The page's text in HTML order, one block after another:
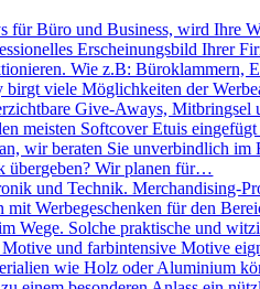
Büro und Business, wird Ihre
Erscheinungsbild Ihrer
Wie z.B: Büroklammern,
viele Möglichkeiten der
Give-Aways,
meisten Softcover Etuis
wir beraten Sie unverbindlich
übergeben? Wir planen für…
und Technik.
mit Werbegeschenken für den
Solche praktische und
und farbintensive Motive
wie Holz oder Aluminium